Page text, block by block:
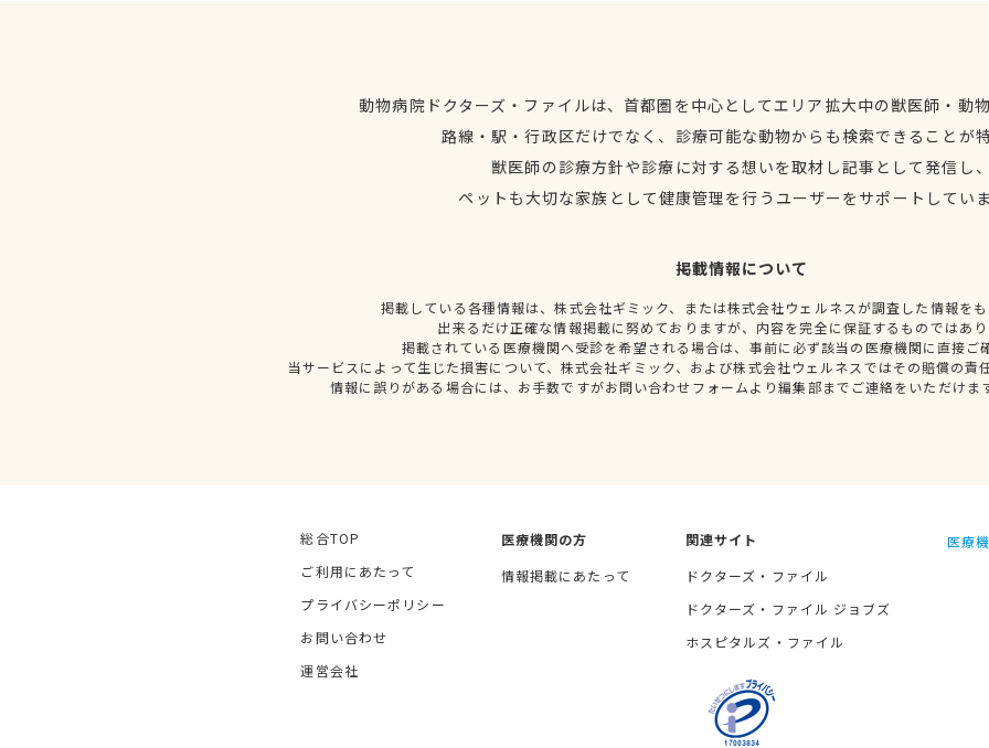
動物病院ドクターズ・ファイルは、首都圏を中心としてエリア拡大中の獣医師・動
路線・駅・行政区だけでなく、診療可能な動物からも検索できることが
獣医師の診療方針や診療に対する想いを取材し記事として発信し
ペットも大切な家族として健康管理を行うユーザーをサポートしてい
掲載情報について
掲載している各種情報は、株式会社ギミック、または株式会社ウェルネスが調査した情報を
出来るだけ正確な情報掲載に努めておりますが、内容を完全に保証するものではあ
掲載されている医療機関へ受診を希望される場合は、事前に必ず該当の医療機関に直接ご
当サービスによって生じた損害について、株式会社ギミック、および株式会社ウェルネスではその賠償の責
情報に誤りがある場合には、お手数ですがお問い合わせフォームより編集部までご連絡をいただけま
総合TOP
ご利用にあたって
プライバシーポリシー
お問い合わせ
運営会社
医療機関の方
情報掲載にあたって
関連サイト
ドクターズ・ファイル
ドクターズ・ファイル ジョブズ
ホスピタルズ・ファイル
医療